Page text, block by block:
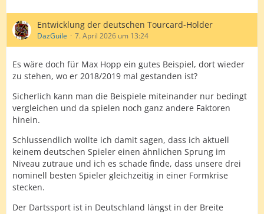
Entwicklung der deutschen Tourcard-Holder
DazGuile 7. April 2026 um 13:24
Es wäre doch für Max Hopp ein gutes Beispiel, dort wieder
zu stehen, wo er 2018/2019 mal gestanden ist?
Sicherlich kann man die Beispiele miteinander nur bedingt
vergleichen und da spielen noch ganz andere Faktoren
hinein.
Schlussendlich wollte ich damit sagen, dass ich aktuell
keinem deutschen Spieler einen ähnlichen Sprung im
Niveau zutraue und ich es schade finde, dass unsere drei
nominell besten Spieler gleichzeitig in einer Formkrise
stecken.
Der Dartssport ist in Deutschland längst in der Breite